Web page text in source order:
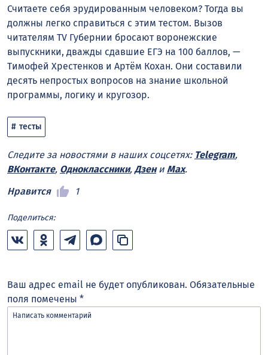
Считаете себя эрудированным человеком? Тогда вы
должны легко справиться с этим тестом. Вызов
читателям TV Губернии бросают воронежские
выпускники, дважды сдавшие ЕГЭ на 100 баллов, —
Тимофей Хрестенков и Артём Кохан. Они составили
десять непростых вопросов на знание школьной
программы, логику и кругозор.
тесты
Следите за новостями в наших соцсетях: Telegram,
ВКонтакте, Одноклассники, Дзени Max.
Нравится
1
Поделиться:
Ваш адрес email не будет опубликован. Обязательные
поля помечены *